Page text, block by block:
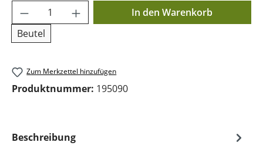
Produkt Anzahl: Gib den gewünschten
Beutel
In den Warenkorb
Zum Merkzettel hinzufügen
Produktnummer: 195090
Beschreibung